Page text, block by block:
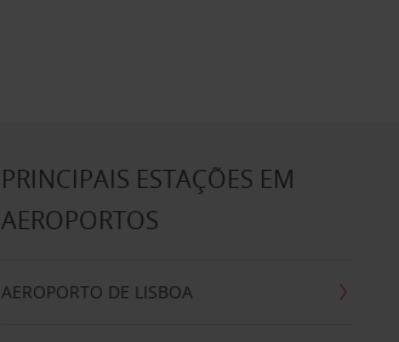
PRINCIPAIS ESTAÇÕES EM
AEROPORTOS
AEROPORTO DE LISBOA